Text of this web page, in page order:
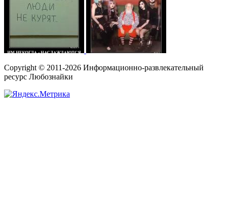
Copyright © 2011-2026 Информационно-развлекательный
ресурс Любознайки